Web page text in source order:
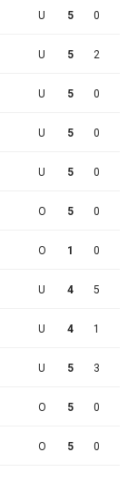
U 5 0
U 5 2
U 5 0
U 5 0
U 5 0
O 5 0
O 1 0
U 4 5
U 4 1
U 5 3
O 5 0
O 5 0